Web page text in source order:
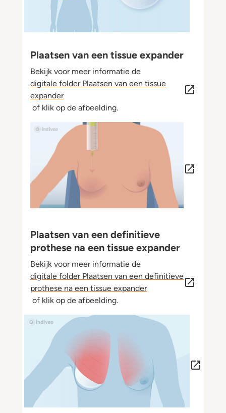
Plaatsen van een tissue expander
Bekijk voor meer informatie de
digitale folder Plaatsen van een tissue
expander
of klik op de afbeelding.
Plaatsen van een definitieve
prothese na een tissue expander
Bekijk voor meer informatie de
digitale folder Plaatsen van een definitieve
prothese na een tissue expander
of klik op de afbeelding.